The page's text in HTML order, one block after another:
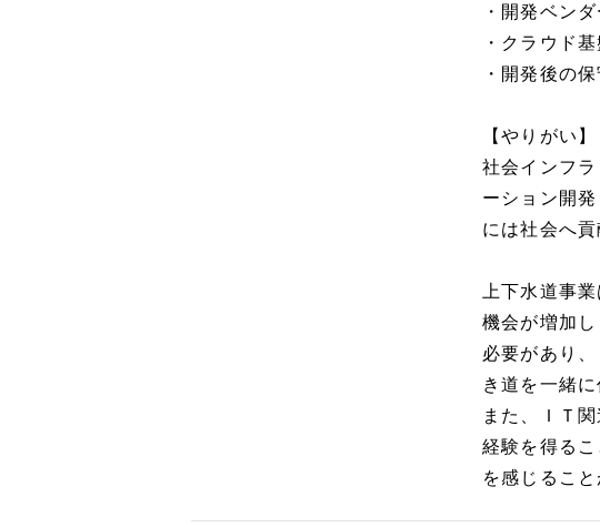
・開発ベン
・クラウド
・開発後の
【やりがい】
社会インフ
ーション開
には社会へ貢
上下水道事
機会が増加
必要があり
き道を一緒
また、ＩＴ
経験を得る
を感じること